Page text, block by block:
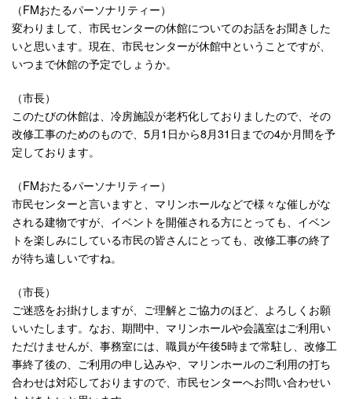
（FMおたるパーソナリティー）
変わりまして、市民センターの休館についてのお話をお聞きした
いと思います。現在、市民センターが休館中ということですが、
いつまで休館の予定でしょうか。
（市長）
このたびの休館は、冷房施設が老朽化しておりましたので、その
改修工事のためのもので、5月1日から8月31日までの4か月間を予
定しております。
（FMおたるパーソナリティー）
市民センターと言いますと、マリンホールなどで様々な催しがな
される建物ですが、イベントを開催される方にとっても、イベン
トを楽しみにしている市民の皆さんにとっても、改修工事の終了
が待ち遠しいですね。
（市長）
ご迷惑をお掛けしますが、ご理解とご協力のほど、よろしくお願
いいたします。なお、期間中、マリンホールや会議室はご利用い
ただけませんが、事務室には、職員が午後5時まで常駐し、改修工
事終了後の、ご利用の申し込みや、マリンホールのご利用の打ち
合わせは対応しておりますので、市民センターへお問い合わせい